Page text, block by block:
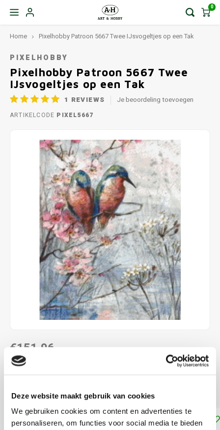
Deze website maakt gebruik van cookies
We gebruiken cookies om content en advertenties te
personaliseren, om functies voor social media te bieden
0
Home Pixelhobby Patroon 5667 Twee IJsvogeltjes op een Tak
PIXELHOBBY
Pixelhobby Patroon 5667 Twee
IJsvogeltjes op een Tak
1 REVIEWS Je beoordeling toevoegen
ARTIKELCODE PIXEL5667
€151,96
DIRECT LEVERBAAR
16 basisplaten: 50,8 x 40,6 cm Lees meer
Toevoegen aan winkelwagen